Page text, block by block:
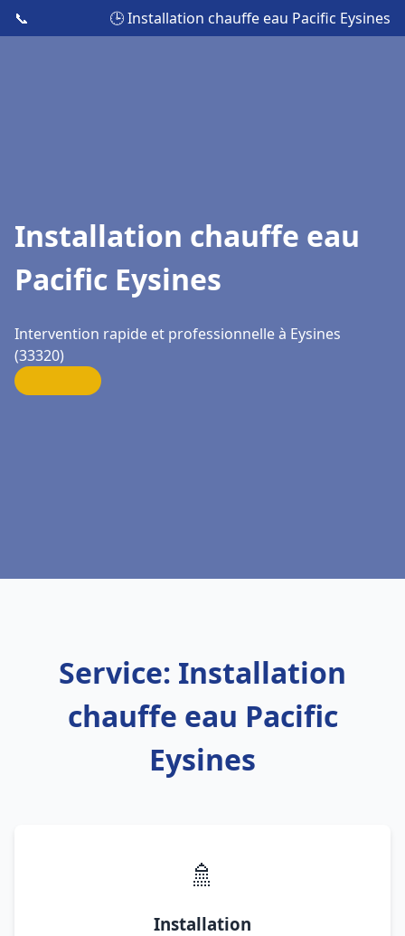
📞 🕒 Installation chauffe eau Pacific Eysines
Installation chauffe eau
Pacific Eysines
Intervention rapide et professionnelle à Eysines
(33320)
Service: Installation
chauffe eau Pacific
Eysines
🚿
Installation